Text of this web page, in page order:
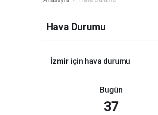
Hava Durumu
İzmir için hava durumu
Bugün
37